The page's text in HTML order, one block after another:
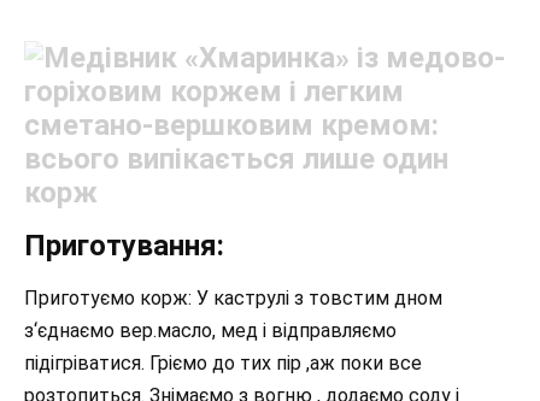
Приготування:
Приготуємо корж: У каструлі з товстим дном
з‘єднаємо вер.масло, мед і відправляємо
підігріватися. Гріємо до тих пір ,аж поки все
розтопиться. Знімаємо з вогню , додаємо соду і